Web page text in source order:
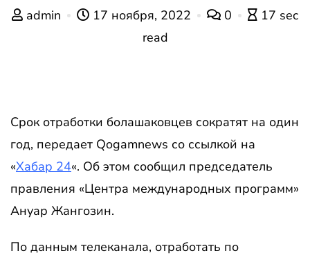
admin 17 ноября, 2022 0
17 sec
read
Срок отработки болашаковцев сократят на один
год, передает Qogamnews со ссылкой на
«Хабар 24«. Об этом сообщил председатель
правления «Центра международных программ»
Ануар Жангозин.
По данным телеканала, отработать по